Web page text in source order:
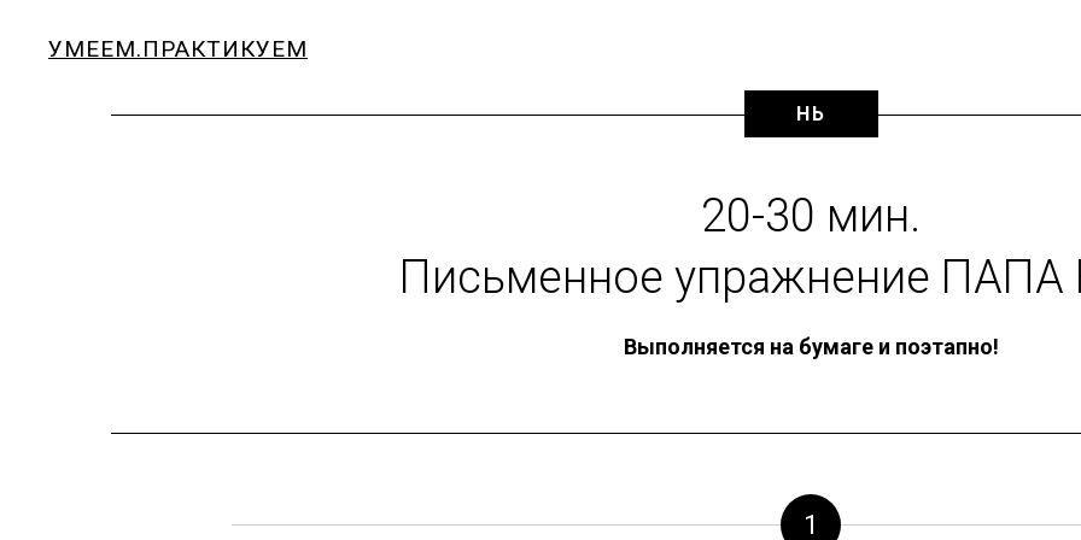
УМЕЕМ.ПРАКТИКУЕМ
НЬ
20-30 мин.
Письменное упражнение
Выполняется на бумаге и поэтапно!
1